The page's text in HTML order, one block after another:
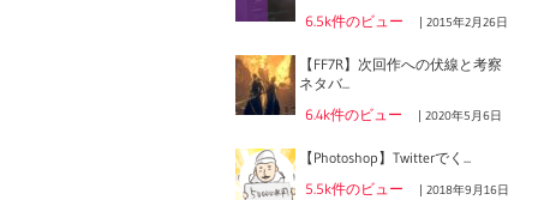
6.5k件のビュー |2015年2月26日
【FF7R】次回作への伏線と考察
ネタバ...
6.4k件のビュー |2020年5月6日
【Photoshop】Twitterでく...
5.5k件のビュー |2018年9月16日